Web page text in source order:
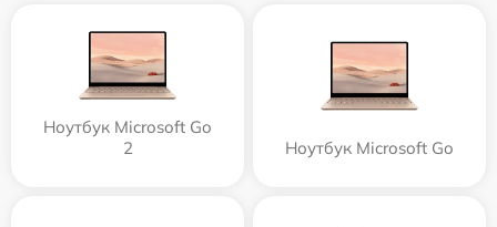
Ноутбук Microsoft Go
2
Ноутбук Microsoft Go